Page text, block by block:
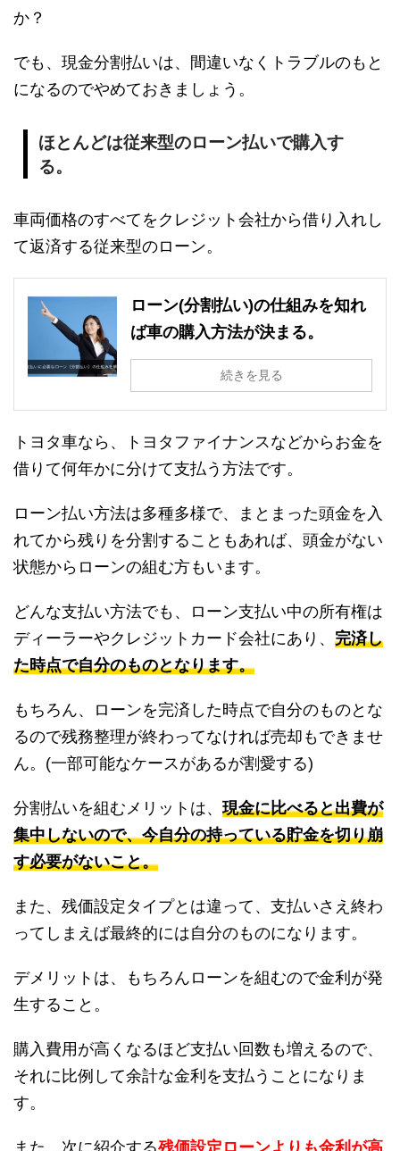
か？
でも、現金分割払いは、間違いなくトラブルのもと
になるのでやめておきましょう。
ほとんどは従来型のローン払いで購入す
る。
車両価格のすべてをクレジット会社から借り入れし
て返済する従来型のローン。
ローン(分割払い)の仕組みを知れ
ば車の購入方法が決まる。
続きを見る
トヨタ車なら、トヨタファイナンスなどからお金を
借りて何年かに分けて支払う方法です。
ローン払い方法は多種多様で、まとまった頭金を入
れてから残りを分割することもあれば、頭金がない
状態からローンの組む方もいます。
どんな支払い方法でも、ローン支払い中の所有権は
ディーラーやクレジットカード会社にあり、 完済し
た時点で自分のものとなります。
もちろん、ローンを完済した時点で自分のものとな
るので残務整理が終わってなければ売却もできませ
ん。(一部可能なケースがあるが割愛する)
分割払いを組むメリットは、 現金に比べると出費が
集中しないので、今自分の持っている貯金を切り崩
す必要がないこと。
また、残価設定タイプとは違って、支払いさえ終わ
ってしまえば最終的には自分のものになります。
デメリットは、もちろんローンを組むので金利が発
生すること。
購入費用が高くなるほど支払い回数も増えるので、
それに比例して余計な金利を支払うことになりま
す。
また、次に紹介する残価設定ローンよりも金利が高